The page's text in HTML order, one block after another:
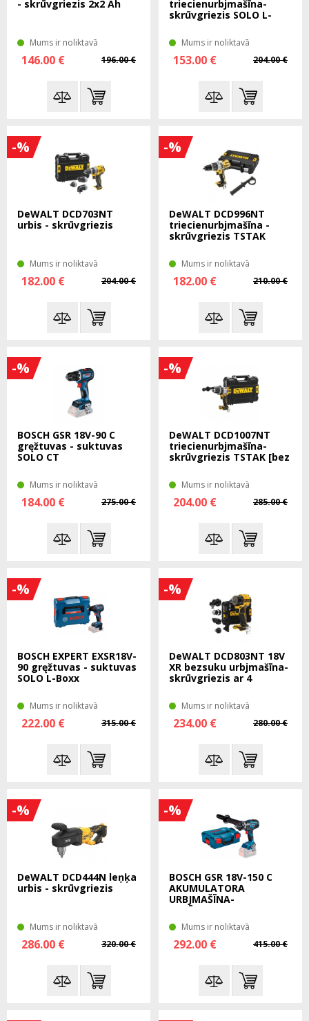
- skrūvgriezis 2x2 Ah
Mums ir noliktavā
196.00 €
146.00 €
triecienurbjmašīna-
skrūvgriezis SOLO L-
Mums ir noliktavā
204.00 €
153.00 €
-%
DeWALT DCD703NT
urbis - skrūvgriezis
Mums ir noliktavā
204.00 €
182.00 €
-%
DeWALT DCD996NT
triecienurbjmašīna -
skrūvgriezis TSTAK
Mums ir noliktavā
210.00 €
182.00 €
-%
BOSCH GSR 18V-90 C
gręžtuvas - suktuvas
SOLO CT
Mums ir noliktavā
275.00 €
184.00 €
-%
DeWALT DCD1007NT
triecienurbjmašīna-
skrūvgriezis TSTAK [bez
Mums ir noliktavā
285.00 €
204.00 €
-%
BOSCH EXPERT EXSR18V-
90 gręžtuvas - suktuvas
SOLO L-Boxx
Mums ir noliktavā
315.00 €
222.00 €
-%
DeWALT DCD803NT 18V
XR bezsuku urbjmašīna-
skrūvgriezis ar 4
TSTAK koferī
Mums ir noliktavā
280.00 €
234.00 €
-%
DeWALT DCD444N leņķa
urbis - skrūvgriezis
Mums ir noliktavā
320.00 €
286.00 €
-%
BOSCH GSR 18V-150 C
AKUMULATORA
URBJMAŠĪNA-
SKRŪVGRIEZIS SOLO L-
boxxMums ir noliktavā
415.00 €
292.00 €